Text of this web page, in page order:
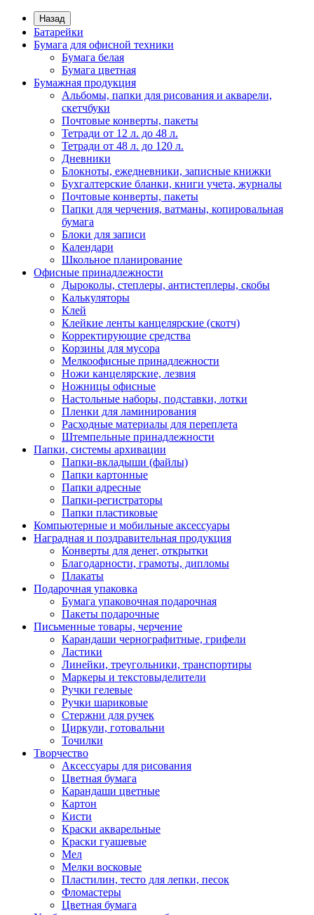
Назад
Батарейки
Бумага для офисной техники
Бумага белая
Бумага цветная
Бумажная продукция
Альбомы, папки для рисования и акварели,
скетчбуки
Почтовые конверты, пакеты
Тетради от 12 л. до 48 л.
Тетради от 48 л. до 120 л.
Дневники
Блокноты, ежедневники, записные книжки
Бухгалтерские бланки, книги учета, журналы
Почтовые конверты, пакеты
Папки для черчения, ватманы, копировальная
бумага
Блоки для записи
Календари
Школьное планирование
Офисные принадлежности
Дыроколы, степлеры, антистеплеры, скобы
Калькуляторы
Клей
Клейкие ленты канцелярские (скотч)
Корректирующие средства
Корзины для мусора
Мелкоофисные принадлежности
Ножи канцелярские, лезвия
Ножницы офисные
Настольные наборы, подставки, лотки
Пленки для ламинирования
Расходные материалы для переплета
Штемпельные принадлежности
Папки, системы архивации
Папки-вкладыши (файлы)
Папки картонные
Папки адресные
Папки-регистраторы
Папки пластиковые
Компьютерные и мобильные аксессуары
Наградная и поздравительная продукция
Конверты для денег, открытки
Благодарности, грамоты, дипломы
Плакаты
Подарочная упаковка
Бумага упаковочная подарочная
Пакеты подарочные
Письменные товары, черчение
Карандаши чернографитные, грифели
Ластики
Линейки, треугольники, транспортиры
Маркеры и текстовыделители
Ручки гелевые
Ручки шариковые
Стержни для ручек
Циркули, готовальни
Точилки
Творчество
Аксессуары для рисования
Цветная бумага
Карандаши цветные
Картон
Кисти
Краски акварельные
Краски гуашевые
Мел
Мелки восковые
Пластилин, тесто для лепки, песок
Фломастеры
Цветная бумага